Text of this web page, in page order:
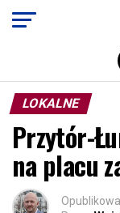
LOKALNE
Przytór-
na placu